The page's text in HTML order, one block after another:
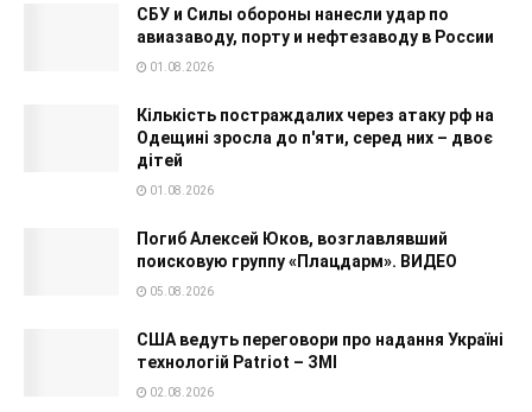
СБУ и Силы обороны нанесли удар по
авиазаводу, порту и нефтезаводу в России
01.08.2026
Кількість постраждалих через атаку рф на
Одещині зросла до п'яти, серед них – двоє
дітей
01.08.2026
Погиб Алексей Юков, возглавлявший
поисковую группу «Плацдарм». ВИДЕО
05.08.2026
США ведуть переговори про надання Україні
технологій Patriot – ЗМІ
02.08.2026